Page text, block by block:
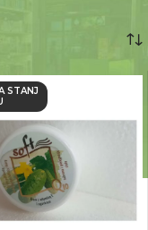
STANJ